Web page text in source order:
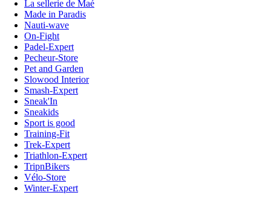
La sellerie de Maé
Made in Paradis
Nauti-wave
On-Fight
Padel-Expert
Pecheur-Store
Pet and Garden
Slowood Interior
Smash-Expert
Sneak'In
Sneakids
Sport is good
Training-Fit
Trek-Expert
Triathlon-Expert
TripnBikers
Vélo-Store
Winter-Expert